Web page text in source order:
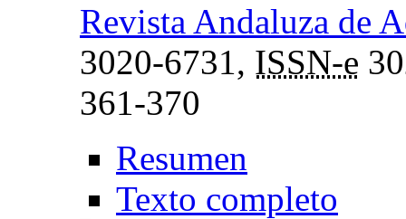
Revista Andaluza de
3020-6731, ISSN-e
361-370
Resumen
Texto completo